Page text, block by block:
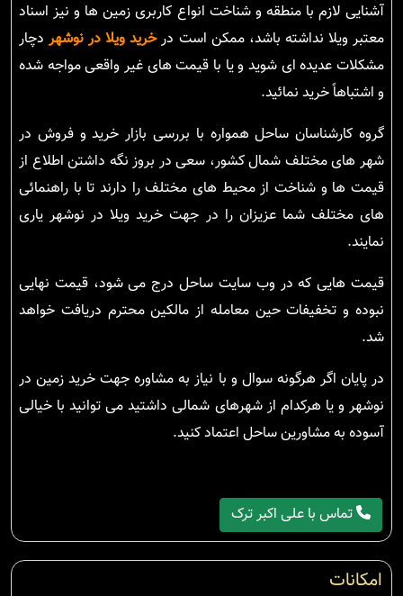
آشنایی لازم با منطقه و شناخت انواع کاربری زمین ها و نیز اسناد
معتبر ویلا نداشته باشد، ممکن است درخرید ویلا در نوشهردچار
مشکلات عدیده ای شوید و یا با قیمت های غیر واقعی مواجه شده
و اشتباهاً خرید نمائید.
گروه کارشناسان ساحل همواره با بررسی بازار خرید و فروش در
شهر های مختلف شمال کشور، سعی در بروز نگه داشتن اطلاع از
قیمت ها و شناخت از محیط های مختلف را دارند تا با راهنمائی
های مختلف شما عزیزان را در جهت خرید ویلا در نوشهر یاری
نمایند.
قیمت هایی که در وب سایت ساحل درج می شود، قیمت نهایی
نبوده و تخفیفات حین معامله از مالکین محترم دریافت خواهد
شد.
در پایان اگر هرگونه سوال و با نیاز به مشاوره جهت خرید زمین در
نوشهر و یا هرکدام از شهرهای شمالی داشتید می توانید با خیالی
آسوده به مشاورین ساحل اعتماد کنید.
تماس با علی اکبر ترک
امکانات